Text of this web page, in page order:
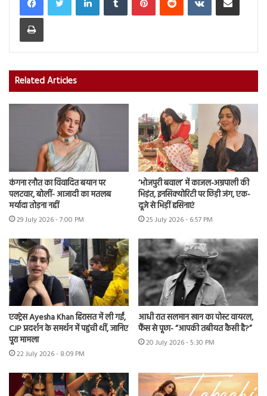
Print
Related Articles
कंगना रनौत का विवादित बयान पर
पलटवार, बोलीं- आजादी का मतलब
मर्यादा तोड़ना नहीं
29 July 2026 - 7:00 PM
‘भोजपुरी बवाल’ में काजल-अम्रपाली की
भिड़ंत, इनसिक्योरिटी पर छिड़ी जंग, एक-
दूजे से भिड़ीं हसिनाएं
25 July 2026 - 6:57 PM
एक्ट्रेस Ayesha Khan हिरासत में ली गईं,
CJP प्रदर्शन के समर्थन में पहुंची थीं, जानिए
पूरा मामला
22 July 2026 - 8:09 PM
आधी रात सलमान खान का पोस्ट वायरल,
फैंस से पूछा- “आपकी तबीयत कैसी है?”
20 July 2026 - 5:30 PM